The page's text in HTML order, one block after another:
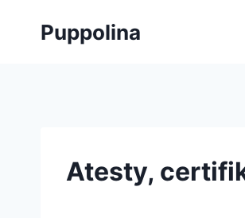
Puppolina
Atesty,